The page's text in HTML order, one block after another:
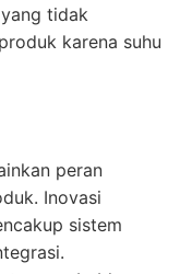
tidak
karena suhu
peran
Inovasi
sistem